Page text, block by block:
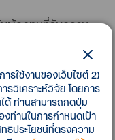
รับผู้ลงทุนที่รับความ
ารหนี้ 70%
ามเสี่ยงกองทุน 5)
รับผู้ลงทุนที่รับความ
ตแบบสมดุล โดยมี
องทุนตราสารทุน
รใช้งานของเว็บไซต์ 2)
วิเคราะห์วิจัย โดยการ
ด้ ท่านสามารถกดปุ่ม
ท่านในการกำหนดเป้า
ธิประโยชน์ที่ตรงความ